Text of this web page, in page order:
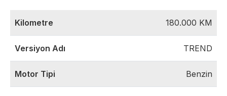
Kilometre 180.000 KM
Versiyon Adı TREND
Motor Tipi Benzin